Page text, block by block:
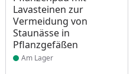
Lavasteinen zur
Vermeidung von
Staunässe in
Pflanzgefäßen
Am Lager